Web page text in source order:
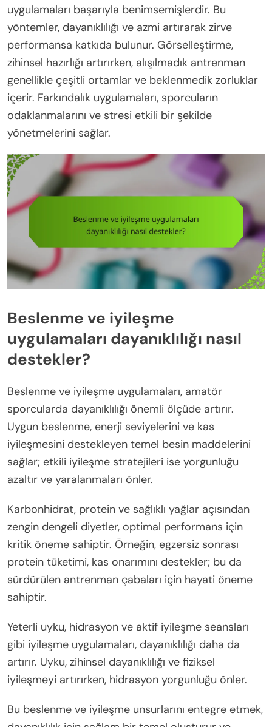
uygulamaları başarıyla benimsemişlerdir. Bu
yöntemler, dayanıklılığı ve azmi artırarak zirve
performansa katkıda bulunur. Görselleştirme,
zihinsel hazırlığı artırırken, alışılmadık antrenman
genellikle çeşitli ortamlar ve beklenmedik zorluklar
içerir. Farkındalık uygulamaları, sporcuların
odaklanmalarını ve stresi etkili bir şekilde
yönetmelerini sağlar.
Beslenme ve iyileşme
uygulamaları dayanıklılığı nasıl
destekler?
Beslenme ve iyileşme uygulamaları, amatör
sporcularda dayanıklılığı önemli ölçüde artırır.
Uygun beslenme, enerji seviyelerini ve kas
iyileşmesini destekleyen temel besin maddelerini
sağlar; etkili iyileşme stratejileri ise yorgunluğu
azaltır ve yaralanmaları önler.
Karbonhidrat, protein ve sağlıklı yağlar açısından
zengin dengeli diyetler, optimal performans için
kritik öneme sahiptir. Örneğin, egzersiz sonrası
protein tüketimi, kas onarımını destekler; bu da
sürdürülen antrenman çabaları için hayati öneme
sahiptir.
Yeterli uyku, hidrasyon ve aktif iyileşme seansları
gibi iyileşme uygulamaları, dayanıklılığı daha da
artırır. Uyku, zihinsel dayanıklılığı ve fiziksel
iyileşmeyi artırırken, hidrasyon yorgunluğu önler.
Bu beslenme ve iyileşme unsurlarını entegre etmek,